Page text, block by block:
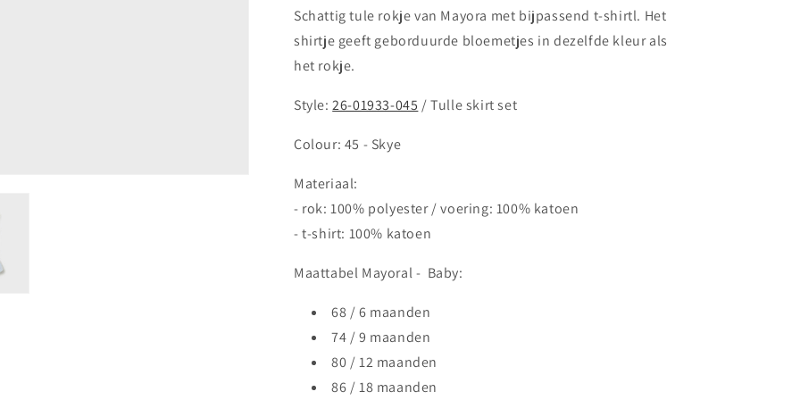
Schattig tule rokje van Mayora met bijpassend t-shirtl. Het
shirtje geeft geborduurde bloemetjes in dezelfde kleur als
het rokje.
Style:26-01933-045 / Tulle skirt set
Colour: 45 - Skye
Materiaal:
- rok: 100% polyester / voering: 100% katoen
- t-shirt: 100% katoen
Maattabel Mayoral - Baby:
68 / 6 maanden
74 / 9 maanden
80 / 12 maanden
86 / 18 maanden